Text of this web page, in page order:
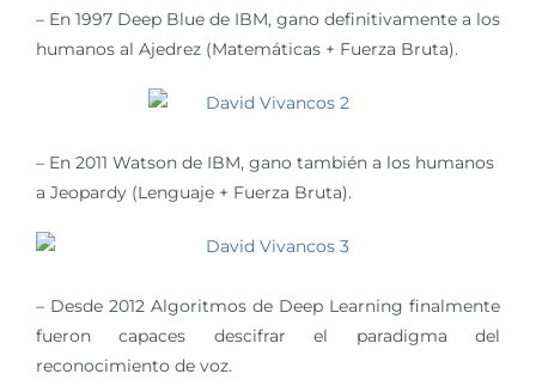
– En 1997 Deep Blue de IBM, gano definitivamente a los
humanos al Ajedrez (Matemáticas + Fuerza Bruta).
– En 2011 Watson de IBM, gano también a los humanos
a Jeopardy (Lenguaje + Fuerza Bruta).
– Desde 2012 Algoritmos de Deep Learning finalmente
fueron capaces descifrar el paradigma del
reconocimiento de voz.